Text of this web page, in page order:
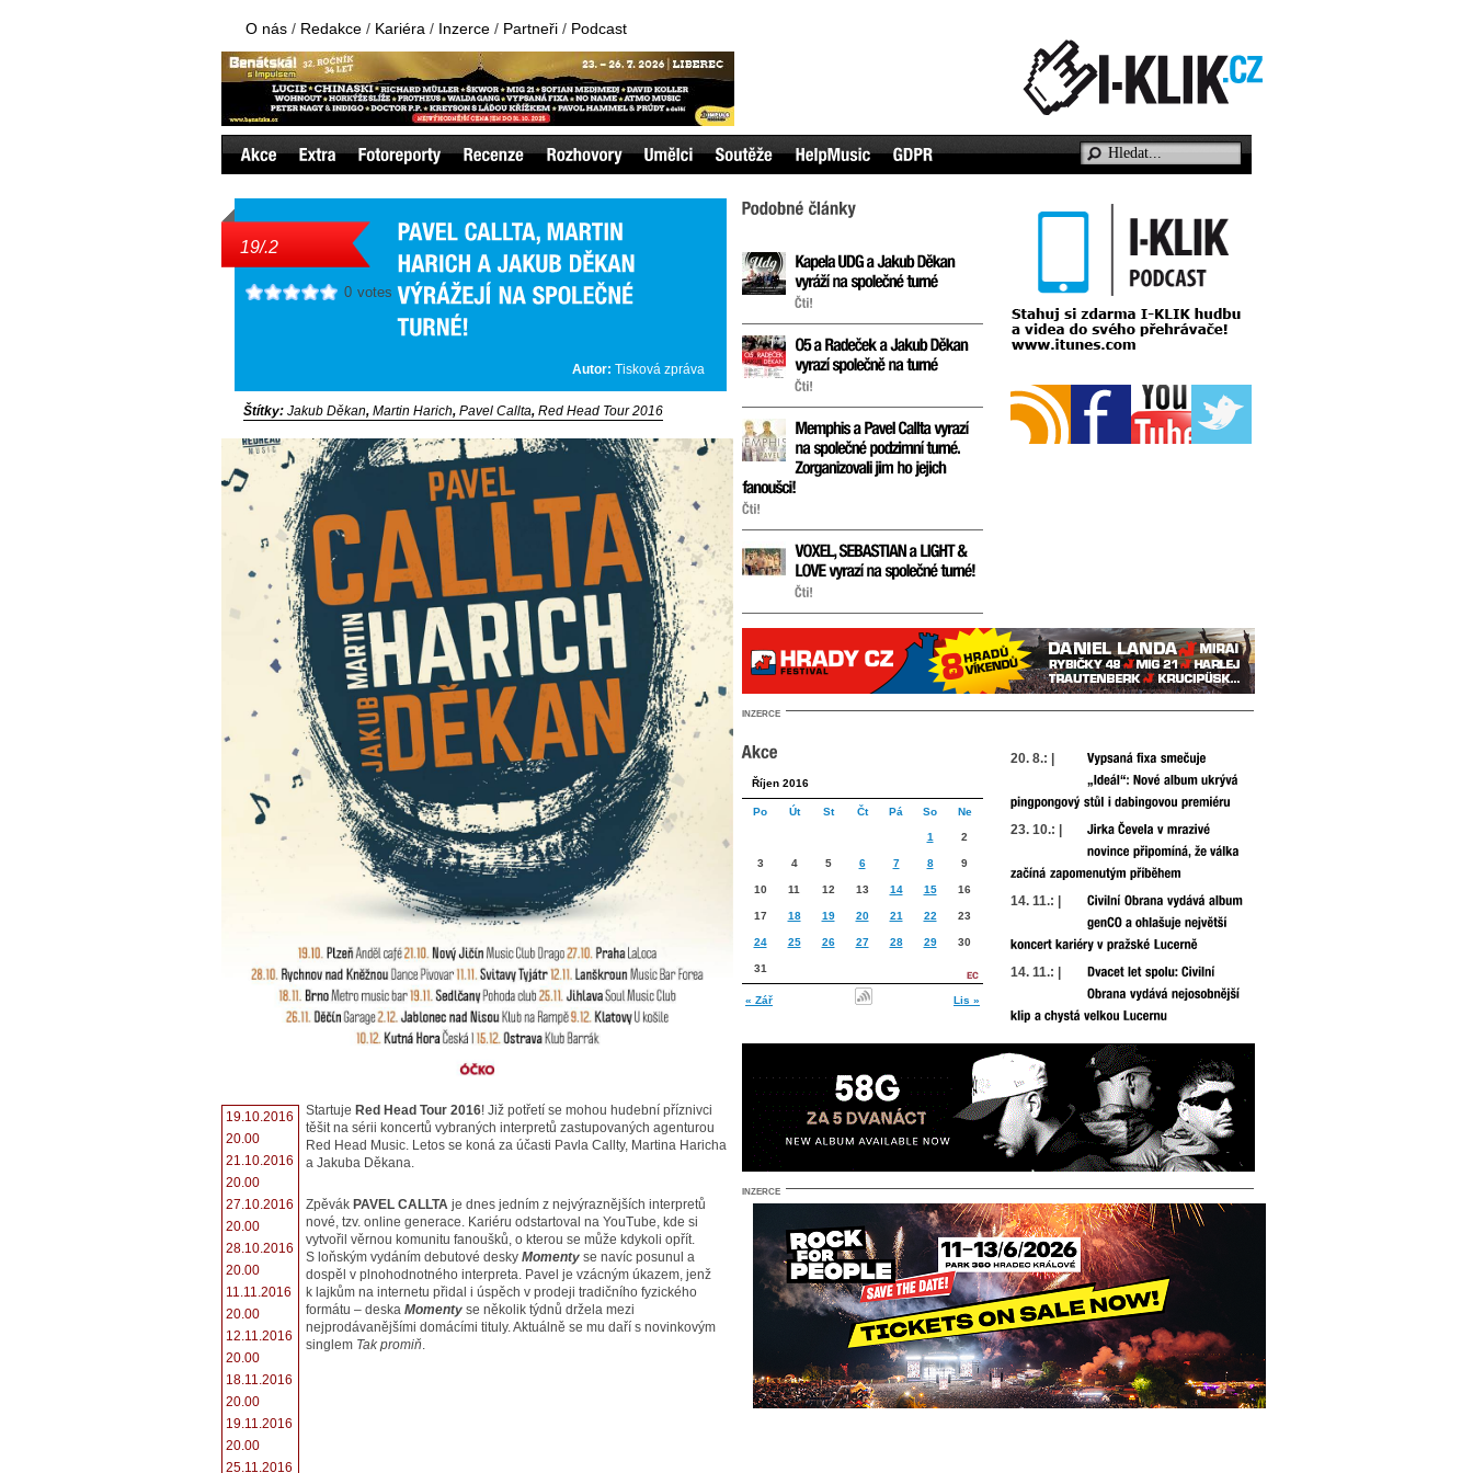
O nás / Redakce / Kariéra / Inzerce / Partneři / Podcast
19/.2
0 votes
Autor: Tisková zpráva
Štítky: Jakub Děkan, Martin Harich, Pavel Callta, Red Head Tour 2016
19.10.2016
20.00
21.10.2016
20.00
27.10.2016
20.00
28.10.2016
20.00
11.11.2016
20.00
12.11.2016
20.00
18.11.2016
20.00
19.11.2016
20.00
25.11.2016
StartujeRed Head Tour 2016! Již potřetí se mohou hudební příznivci
těšit na sérii koncertů vybraných interpretů zastupovaných agenturou
Red Head Music. Letos se koná za účasti Pavla Callty, Martina Haricha
a Jakuba Děkana.
ZpěvákPAVEL CALLTA je dnes jedním z nejvýraznějších interpretů
nové, tzv. online generace. Kariéru odstartoval na YouTube, kde si
vytvořil věrnou komunitu fanoušků, o kterou se může kdykoli opřít.
S loňským vydáním debutové deskyMomenty se navíc posunul a
dospěl v plnohodnotného interpreta. Pavel je vzácným úkazem, jenž
k lajkům na internetu přidal i úspěch v prodeji tradičního fyzického
formátu – deskaMomenty se několik týdnů držela mezi
nejprodávanějšími domácími tituly. Aktuálně se mu daří s novinkovým
singlem Tak promiň
INZERCE
Říjen 2016
Po Út St Čt Pá So Ne
1 2
3 4 5 6 7 8 9
10 11 12 13 14 15 16
17 18 19 20 21 22 23
24 25 26 27 28 29 30
31
« Zář Lis »
20. 8.: |
23. 10.: |
14. 11.: |
14. 11.: |
INZERCE